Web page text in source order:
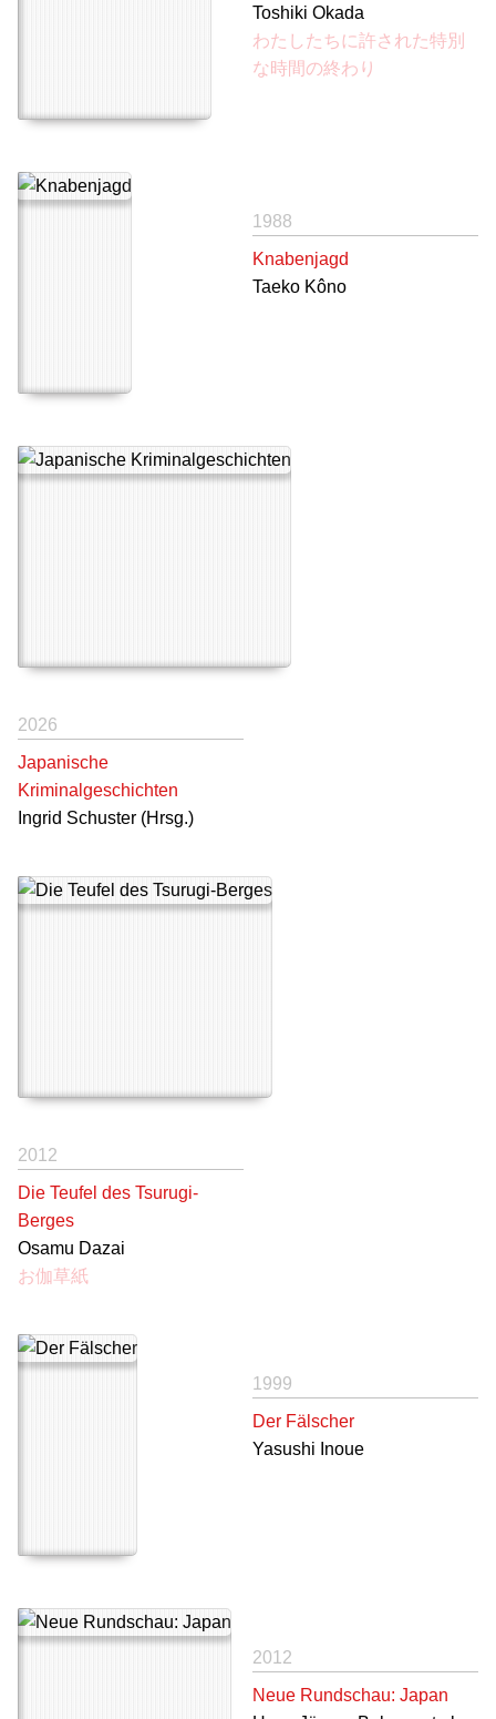
Toshiki Okada
わたしたちに許された特別
な時間の終わり
1988
Knabenjagd
Taeko Kôno
2026
Japanische
Kriminalgeschichten
Ingrid Schuster (Hrsg.)
2012
Die Teufel des Tsurugi-
Berges
Osamu Dazai
お伽草紙
1999
Der Fälscher
Yasushi Inoue
2012
Neue Rundschau: Japan